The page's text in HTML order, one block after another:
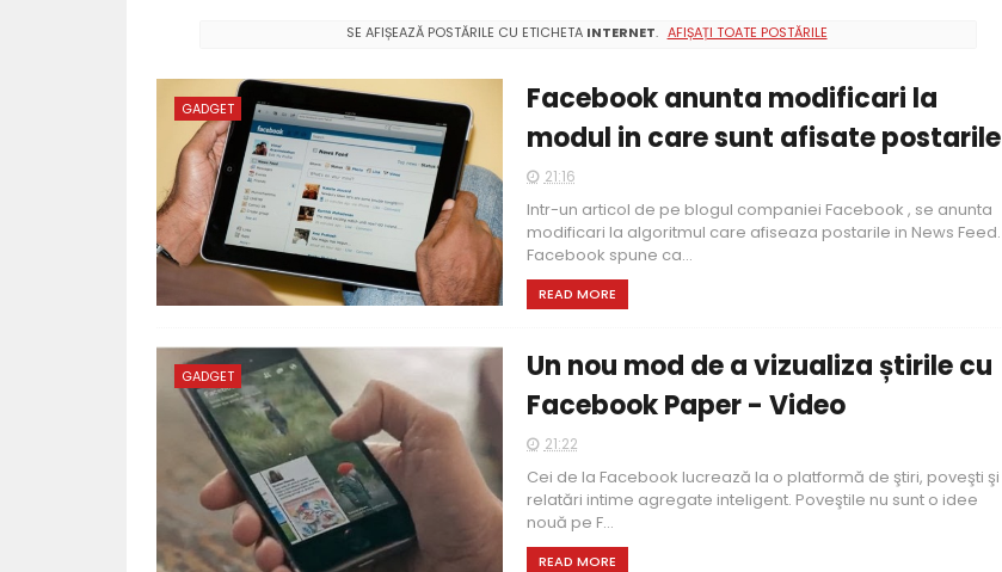
SE AFIȘEAZĂ POSTĂRILE CU ETICHETA INTERNET. AFIȘAȚI TOATE POSTĂRILE
GADGET
Facebook anunta modificari la
modul in care sunt afisate postarile
21:16
Intr-un articol de pe blogul companiei Facebook , se anunta
modificari la algoritmul care afiseaza postarile in News Feed.
Facebook spune ca...
READ MORE
GADGET
Un nou mod de a vizualiza știrile cu
Facebook Paper - Video
21:22
Cei de la Facebook lucrează la o platformă de ştiri, poveşti şi
relatări intime agregate inteligent. Poveştile nu sunt o idee
nouă pe F...
READ MORE